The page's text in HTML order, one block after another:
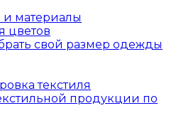
и материалы
цветов
свой размер одежды
текстиля
продукции по